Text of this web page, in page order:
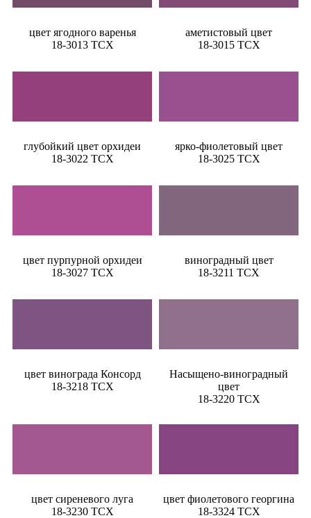
цвет ягодного варенья
18-3013 TCX
аметистовый цвет
18-3015 TCX
глубойкий цвет орхидеи
18-3022 TCX
ярко-фиолетовый цвет
18-3025 TCX
цвет пурпурной орхидеи
18-3027 TCX
виноградный цвет
18-3211 TCX
цвет винограда Консорд
18-3218 TCX
Насыщено-виноградный
цвет
18-3220 TCX
цвет сиреневого луга
18-3230 TCX
цвет фиолетового георгина
18-3324 TCX